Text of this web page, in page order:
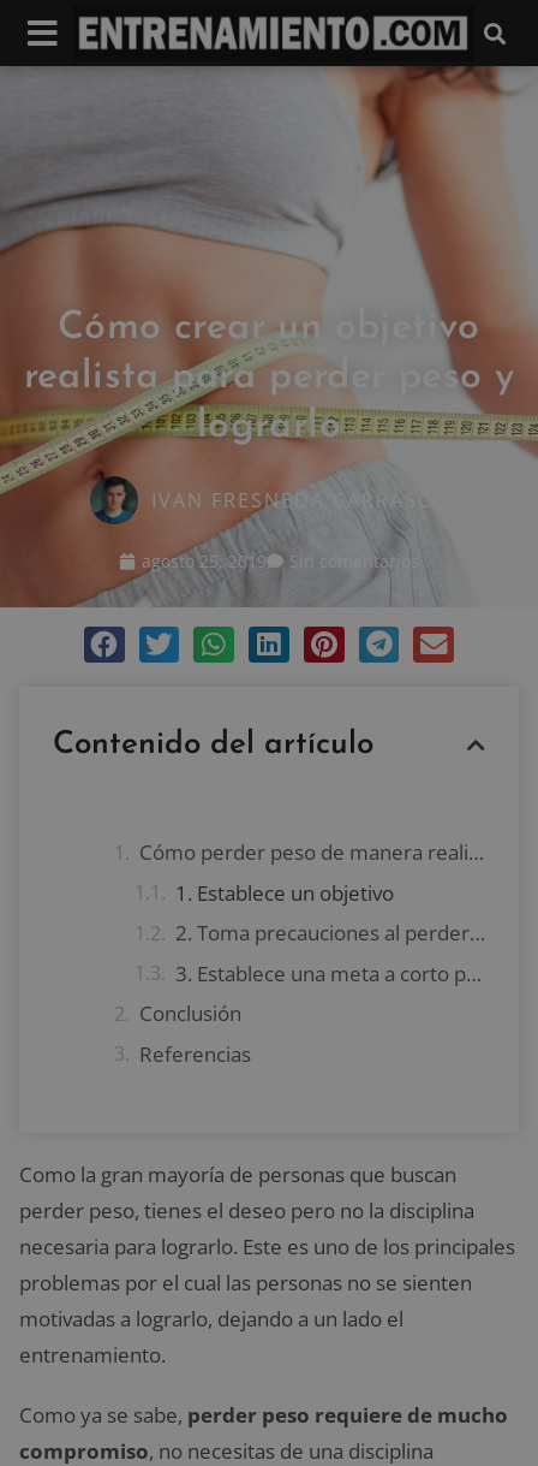
Cómo crear un objetivo
realista para perder peso y
lograrlo
IVAN FRESNEDA CARRASCO
agosto 25, 2019 Sin comentarios
Contenido del artículo
Cómo perder peso de manera realista
1. Establece un objetivo
2. Toma precauciones al perder peso
3. Establece una meta a corto plazo
Conclusión
Referencias
Como la gran mayoría de personas que buscan
perder peso, tienes el deseo pero no la disciplina
necesaria para lograrlo. Este es uno de los principales
problemas por el cual las personas no se sienten
motivadas a lograrlo, dejando a un lado el
entrenamiento.
Como ya se sabe, perder peso requiere de mucho
compromiso, no necesitas de una disciplina